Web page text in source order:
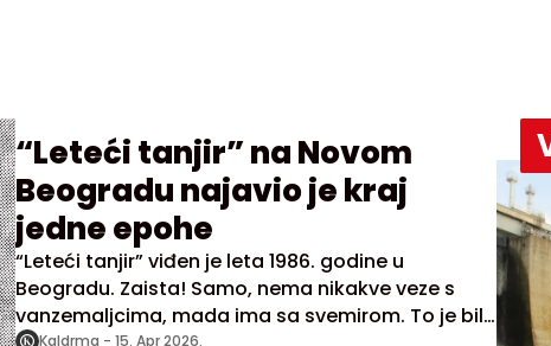
“Leteći tanjir” na Novom
Beogradu najavio je kraj
jedne epohe
“Leteći tanjir” viđen je leta 1986. godine u
Beogradu. Zaista! Samo, nema nikakve veze s
vanzemaljcima, mada ima sa svemirom. To je bila
Kaldrma - 15. Apr 2026.